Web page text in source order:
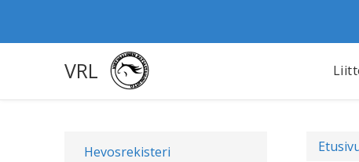
VRL
Hevosrekisteri